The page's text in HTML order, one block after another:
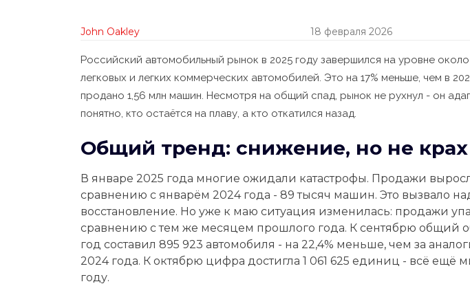
John Oakley 18 февраля 2026
Российский автомобильный рынок в 2025 году завершился на уровне около
легковых и легких коммерческих автомобилей. Это на 17% меньше, чем в
продано 1,56 млн машин. Несмотря на общий спад, рынок не рухнул - он
понятно, кто остаётся на плаву, а кто откатился назад.
Общий тренд: снижение, но не крах
В январе 2025 года многие ожидали катастрофы. Продажи
сравнению с январём 2024 года - 89 тысяч машин. Это вызвало
восстановление. Но уже к маю ситуация изменилась: продажи
сравнению с тем же месяцем прошлого года. К сентябрю общий
год составил 895 923 автомобиля - на 22,4% меньше, чем за
2024 года. К октябрю цифра достигла 1 061 625 единиц - всё ещё
году.